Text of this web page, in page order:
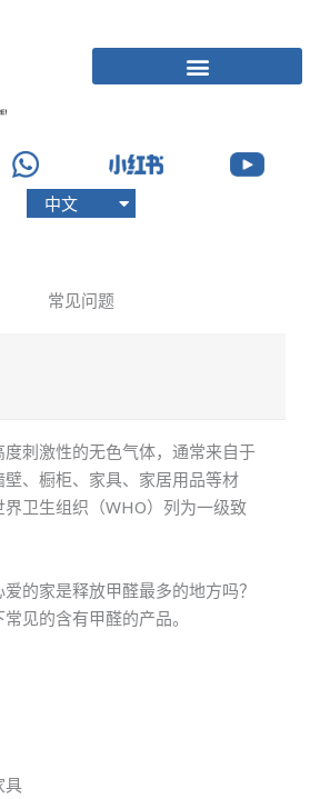
中文
English
常见问题
度刺激性的无色气体，通常来自于
壁、橱柜、家具、家居用品等材
卫生组织（WHO）列为一级致
的家是释放甲醛最多的地方吗？
见的含有甲醛的产品。
具